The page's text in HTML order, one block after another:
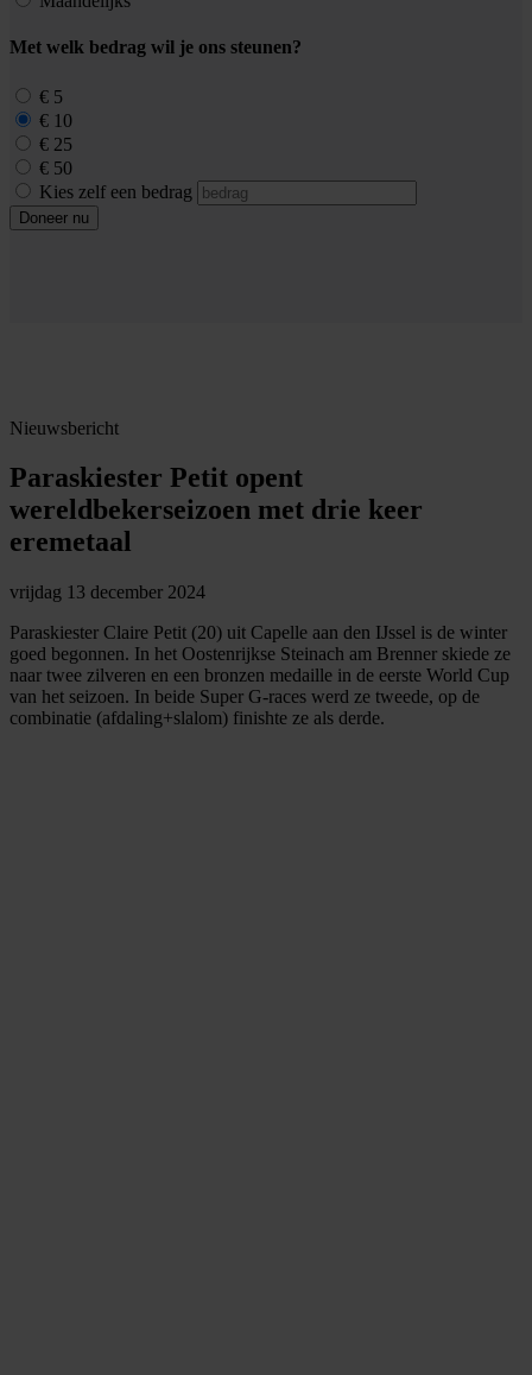
Met welk bedrag wil je ons steunen?
€ 5
€ 10
€ 25
€ 50
Kies zelf een bedrag
Doneer nu
Nieuwsbericht
Paraskiester Petit opent
wereldbekerseizoen met drie keer
eremetaal
vrijdag 13 december 2024
Paraskiester Claire Petit (20) uit Capelle aan den IJssel is de winter
goed begonnen. In het Oostenrijkse Steinach am Brenner skiede ze
naar twee zilveren en een bronzen medaille in de eerste World Cup
van het seizoen. In beide Super G-races werd ze tweede, op de
combinatie (afdaling+slalom) finishte ze als derde.